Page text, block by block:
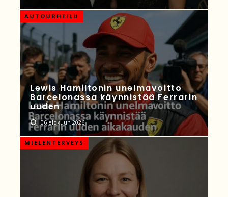
AUTOURHEILU
Lewis Hamiltonin unelmavoitto
Barcelonassa käynnistää Ferrarin
uuden
06 elokuun 2026
MIELENTERVEYS